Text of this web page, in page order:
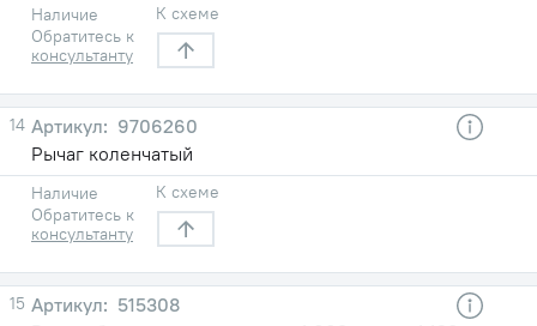
Наличие
Обратитесь к
консультанту
К схеме
14
9706260
Рычаг коленчатый
Наличие
Обратитесь к
консультанту
К схеме
15
515308